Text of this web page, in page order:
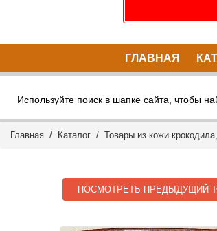
ГЛАВНАЯ
Используйте поиск в шапке сайта, чтобы
Главная / Каталог / Товары из кожи
ПОСМОТРЕТЬ ПРЕДЫДУЩИЙ